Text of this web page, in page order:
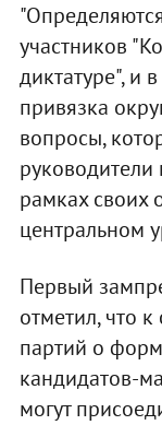
участников
диктатуре", и
привязка
вопросы,
рамках своих
центральном
Первый
отметил, что
партий о
кандидатов-
могут